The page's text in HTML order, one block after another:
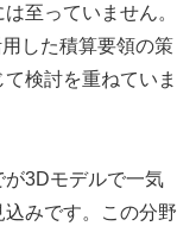
至っていません。
した積算要領の策
検討を重ねていま
3Dモデルで一気
みです。この分野